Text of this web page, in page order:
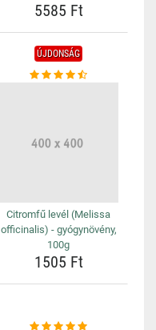
5585 Ft
ÚJDONSÁG
Citromfű levél (Melissa
officinalis) - gyógynövény,
100g
1505 Ft